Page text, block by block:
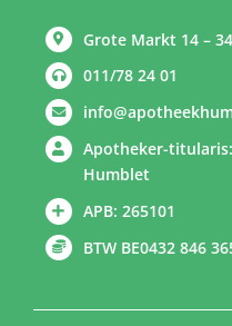
Grote Markt 14 –
011/78 24 01
Apotheker-
Humblet
APB: 265101
BTW BE0432 846